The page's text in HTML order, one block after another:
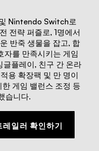
Nintendo Switch로
전략 퍼즐로, 1명에서
반죽 생물을 잡고, 합
자를 만족시키는 게임
플레이, 친구 간 온라
용 확장팩 및 만 명이
게임 밸런스 조정 등
습니다.
레일러 확인하기